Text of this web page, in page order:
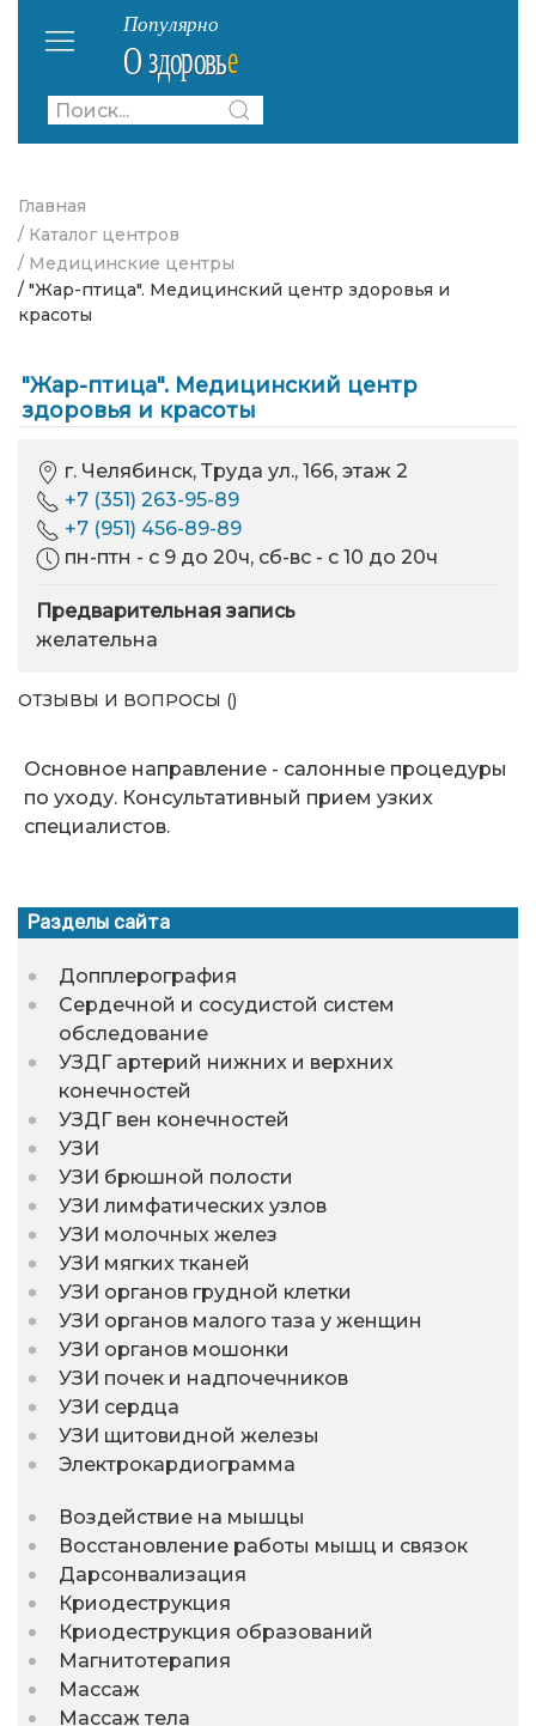
Главная
/ Каталог центров
/ Медицинские центры
/ "Жар-птица". Медицинский центр здоровья и
красоты
"Жар-птица". Медицинский центр
здоровья и красоты
г. Челябинск, Труда ул., 166, этаж 2
+7 (351) 263-95-89
+7 (951) 456-89-89
пн-птн - с 9 до 20ч, сб-вс - с 10 до 20ч
Предварительная запись
желательна
ОТЗЫВЫ И ВОПРОСЫ ()
Основное направление - салонные процедуры
по уходу. Консультативный прием узких
специалистов.
Разделы сайта
Допплерография
Сердечной и сосудистой систем
обследование
УЗДГ артерий нижних и верхних
конечностей
УЗДГ вен конечностей
УЗИ
УЗИ брюшной полости
УЗИ лимфатических узлов
УЗИ молочных желез
УЗИ мягких тканей
УЗИ органов грудной клетки
УЗИ органов малого таза у женщин
УЗИ органов мошонки
УЗИ почек и надпочечников
УЗИ сердца
УЗИ щитовидной железы
Электрокардиограмма
Воздействие на мышцы
Восстановление работы мышц и связок
Дарсонвализация
Криодеструкция
Криодеструкция образований
Магнитотерапия
Массаж
Массаж тела